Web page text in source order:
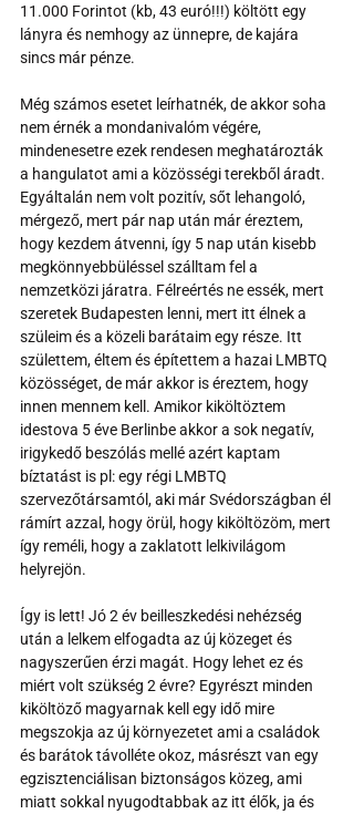
11.000 Forintot (kb, 43 euró!!!) költött egy
lányra és nemhogy az ünnepre, de kajára
sincs már pénze.
Még számos esetet leírhatnék, de akkor soha
nem érnék a mondanivalóm végére,
mindenesetre ezek rendesen meghatározták
a hangulatot ami a közösségi terekből áradt.
Egyáltalán nem volt pozitív, sőt lehangoló,
mérgező, mert pár nap után már éreztem,
hogy kezdem átvenni, így 5 nap után kisebb
megkönnyebbüléssel szálltam fel a
nemzetközi járatra. Félreértés ne essék, mert
szeretek Budapesten lenni, mert itt élnek a
szüleim és a közeli barátaim egy része. Itt
születtem, éltem és építettem a hazai LMBTQ
közösséget, de már akkor is éreztem, hogy
innen mennem kell. Amikor kiköltöztem
idestova 5 éve Berlinbe akkor a sok negatív,
irigykedő beszólás mellé azért kaptam
bíztatást is pl: egy régi LMBTQ
szervezőtársamtól, aki már Svédországban él
rámírt azzal, hogy örül, hogy kiköltözöm, mert
így reméli, hogy a zaklatott lelkivilágom
helyrejön.
Így is lett! Jó 2 év beilleszkedési nehézség
után a lelkem elfogadta az új közeget és
nagyszerűen érzi magát. Hogy lehet ez és
miért volt szükség 2 évre? Egyrészt minden
kiköltöző magyarnak kell egy idő mire
megszokja az új környezetet ami a családok
és barátok távolléte okoz, másrészt van egy
egzisztenciálisan biztonságos közeg, ami
miatt sokkal nyugodtabbak az itt élők, ja és